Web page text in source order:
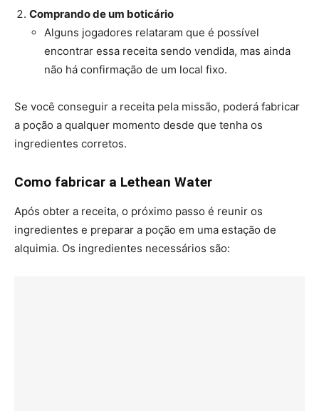
Comprando de um boticário
Alguns jogadores relataram que é possível
encontrar essa receita sendo vendida, mas ainda
não há confirmação de um local fixo.
Se você conseguir a receita pela missão, poderá fabricar
a poção a qualquer momento desde que tenha os
ingredientes corretos.
Como fabricar a Lethean Water
Após obter a receita, o próximo passo é reunir os
ingredientes e preparar a poção em uma estação de
alquimia. Os ingredientes necessários são: